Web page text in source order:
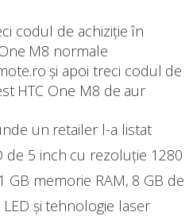
codul de achiziție în
M8 normale
și apoi treci codul de
HTC One M8 de aur
un retailer l-a listat
de 5 inch cu rezoluție 1280
memorie RAM, 8 GB de
și tehnologie laser